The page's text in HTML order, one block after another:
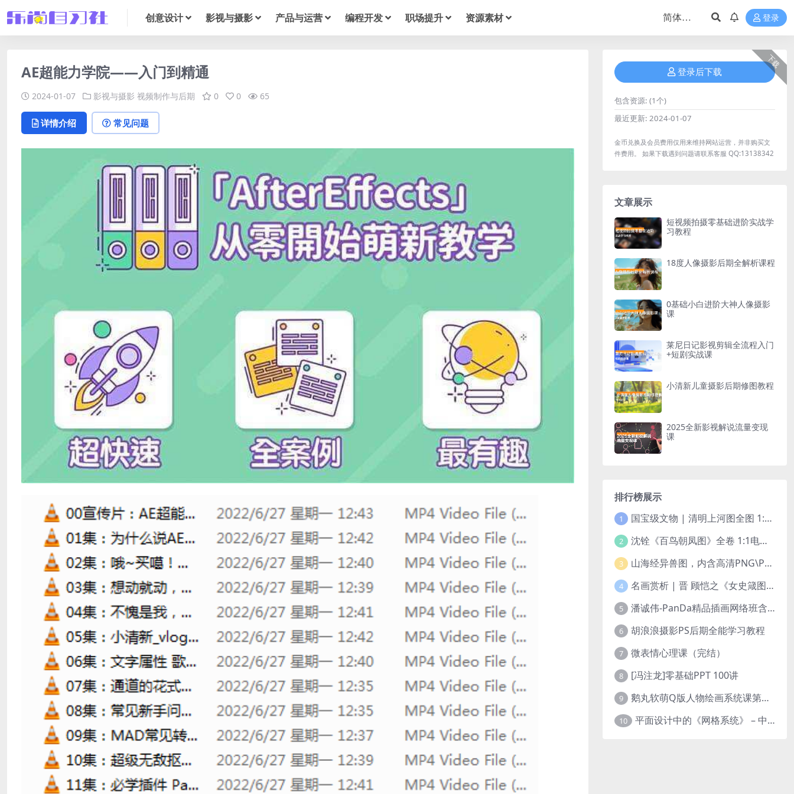
创意设计 影视与摄影 产品与运营 编程开发 职场提升 资源素材 登录
AE超能力学院——入门到精通
2024-01-07 影视与摄影 视频制作与后期 0 0 65
详情介绍 常见问题
下载
登录后下载
包含资源: (1个)
最近更新: 2024-01-07
金币兑换及会员费用仅用来维持网站运营，并非购买文
件费用。 如果下载遇到问题请联系客服 QQ:13138342
文章展示
短视频拍摄零基础进阶实战学
习教程
18度人像摄影后期全解析课程
0基础小白进阶大神人像摄影
课
莱尼日记影视剪辑全流程入门
+短剧实战课
小清新儿童摄影后期修图教程
2025全新影视解说流量变现
课
排行榜展示
1 国宝级文物 | 清明上河图全图 1:1电子版（ 1.85GB ）
2 沈铨《百鸟朝凤图》全卷 1:1电子版（ 1.24GB ）
3 山海经异兽图，内含高清PNG\PSD格式文件
4 名画赏析 | 晋 顾恺之《女史箴图》 1:1 电子版（ 2.04GB ）
5 潘诚伟-PanDa精品插画网络班含课件
6 胡浪浪摄影PS后期全能学习教程
7 微表情心理课（完结）
8 [冯注龙]零基础PPT 100讲
9 鹅丸软萌Q版人物绘画系统课第二期
10 平面设计中的《网格系统》 – 中英文双语版 电子书